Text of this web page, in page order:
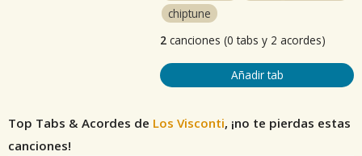
chiptune
2 canciones (0 tabs y 2 acordes)
Añadir tab
Top Tabs & Acordes de Los Visconti, ¡no te pierdas estas
canciones!